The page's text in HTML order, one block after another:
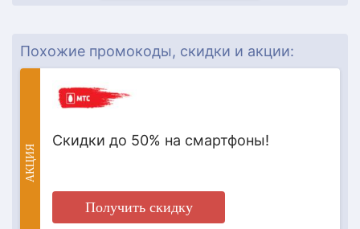
Похожие промокоды, скидки и акции:
АКЦИЯ
Скидки до 50% на смартфоны!
Получить скидку